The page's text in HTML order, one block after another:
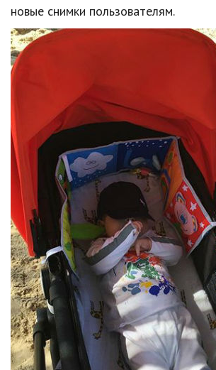
Финансы
Юриспруденция
Природа
Образование
Наука и технологии
новые снимки пользователям.